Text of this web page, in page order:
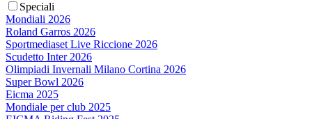
Speciali
Mondiali 2026
Roland Garros 2026
Sportmediaset Live Riccione 2026
Scudetto Inter 2026
Olimpiadi Invernali Milano Cortina 2026
Super Bowl 2026
Eicma 2025
Mondiale per club 2025